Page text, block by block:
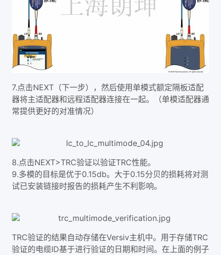
7.点击NEXT（下一步），然后使用单模式额定隔板适配
器将主适配器和远程适配器连接在一起。（单模适配器通
常提供更好的对准情况）
8.点击NEXT>TRC验证以验证TRC性能。
9.多模的目标是优于0.15db。大于0.15分贝的损耗将对测
试已安装链接时报告的损耗产生不利影响。
TRC验证的结果自动存储在Versiv主机中。用于存储TRC
验证的电缆ID基于进行验证的日期和时间。在上面的例子